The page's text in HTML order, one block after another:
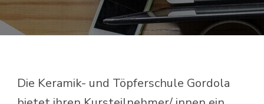
Die Keramik- und Töpferschule Gordola